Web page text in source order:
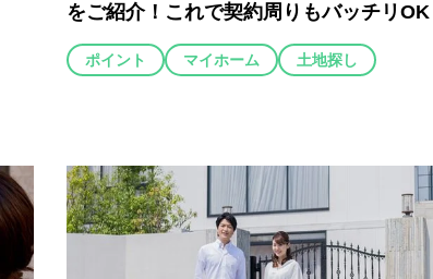
をご紹介！これで契約周りもバッチリOK
ポイント マイホーム 土地探し